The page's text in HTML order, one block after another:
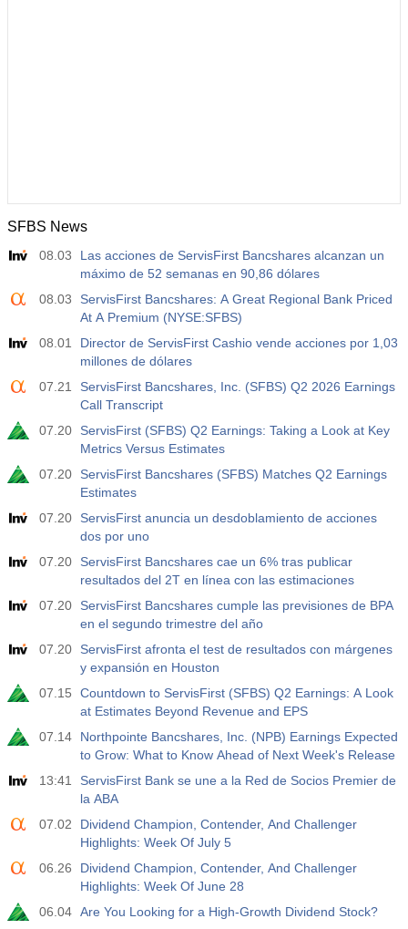
SFBS News
08.03
Las acciones de ServisFirst Bancshares alcanzan un
máximo de 52 semanas en 90,86 dólares
08.03
ServisFirst Bancshares: A Great Regional Bank Priced
At A Premium (NYSE:SFBS)
08.01
Director de ServisFirst Cashio vende acciones por 1,03
millones de dólares
07.21
ServisFirst Bancshares, Inc. (SFBS) Q2 2026 Earnings
Call Transcript
07.20
ServisFirst (SFBS) Q2 Earnings: Taking a Look at Key
Metrics Versus Estimates
07.20
ServisFirst Bancshares (SFBS) Matches Q2 Earnings
Estimates
07.20
ServisFirst anuncia un desdoblamiento de acciones
dos por uno
07.20
ServisFirst Bancshares cae un 6% tras publicar
resultados del 2T en línea con las estimaciones
07.20
ServisFirst Bancshares cumple las previsiones de BPA
en el segundo trimestre del año
07.20
ServisFirst afronta el test de resultados con márgenes
y expansión en Houston
07.15
Countdown to ServisFirst (SFBS) Q2 Earnings: A Look
at Estimates Beyond Revenue and EPS
07.14
Northpointe Bancshares, Inc. (NPB) Earnings Expected
to Grow: What to Know Ahead of Next Week's Release
13:41
ServisFirst Bank se une a la Red de Socios Premier de
la ABA
07.02
Dividend Champion, Contender, And Challenger
Highlights: Week Of July 5
06.26
Dividend Champion, Contender, And Challenger
Highlights: Week Of June 28
06.04 Are You Looking for a High-Growth Dividend Stock?